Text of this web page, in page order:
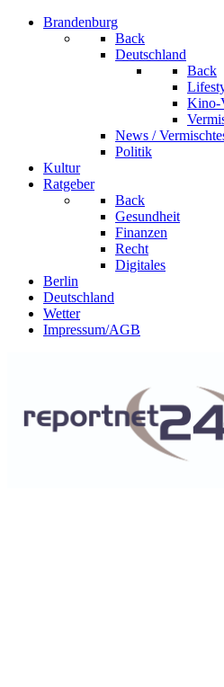
Brandenburg
Back
Deutschland
Back
Kino-
News /
Politik
Kultur
Ratgeber
Back
Gesundheit
Finanzen
Recht
Digitales
Berlin
Deutschland
Wetter
Impressum/AGB